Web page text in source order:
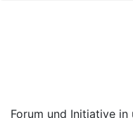
Forum und Initiative in